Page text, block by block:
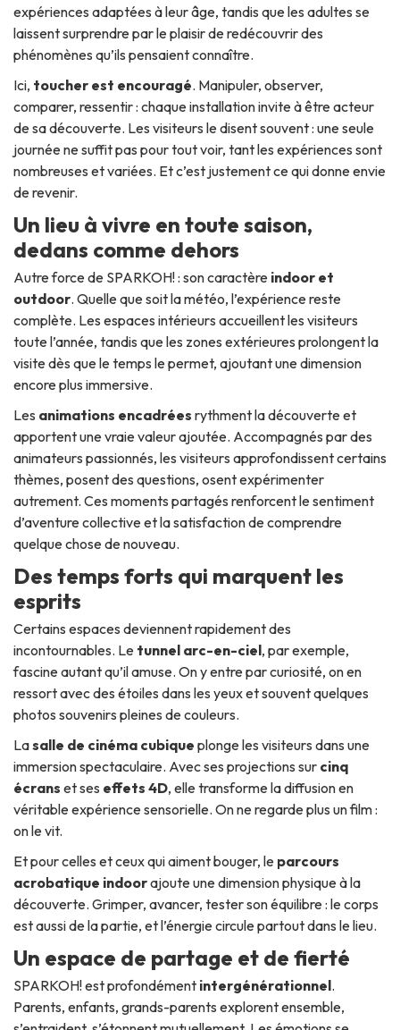
expériences adaptées à leur âge, tandis que les adultes se
laissent surprendre par le plaisir de redécouvrir des
phénomènes qu’ils pensaient connaître.
Ici, toucher est encouragé. Manipuler, observer,
comparer, ressentir : chaque installation invite à être acteur
de sa découverte. Les visiteurs le disent souvent : une seule
journée ne suffit pas pour tout voir, tant les expériences sont
nombreuses et variées. Et c’est justement ce qui donne envie
de revenir.
Un lieu à vivre en toute saison,
dedans comme dehors
Autre force de SPARKOH! : son caractère indoor et
outdoor. Quelle que soit la météo, l’expérience reste
complète. Les espaces intérieurs accueillent les visiteurs
toute l’année, tandis que les zones extérieures prolongent la
visite dès que le temps le permet, ajoutant une dimension
encore plus immersive.
Les animations encadrées rythment la découverte et
apportent une vraie valeur ajoutée. Accompagnés par des
animateurs passionnés, les visiteurs approfondissent certains
thèmes, posent des questions, osent expérimenter
autrement. Ces moments partagés renforcent le sentiment
d’aventure collective et la satisfaction de comprendre
quelque chose de nouveau.
Des temps forts qui marquent les
esprits
Certains espaces deviennent rapidement des
incontournables. Le tunnel arc-en-ciel, par exemple,
fascine autant qu’il amuse. On y entre par curiosité, on en
ressort avec des étoiles dans les yeux et souvent quelques
photos souvenirs pleines de couleurs.
Lasalle de cinéma cubique plonge les visiteurs dans une
immersion spectaculaire. Avec ses projections sur cinq
écrans et ses effets 4D, elle transforme la diffusion en
véritable expérience sensorielle. On ne regarde plus un film :
on le vit.
Et pour celles et ceux qui aiment bouger, le parcours
acrobatique indoorajoute une dimension physique à la
découverte. Grimper, avancer, tester son équilibre : le corps
est aussi de la partie, et l’énergie circule partout dans le lieu.
Un espace de partage et de fierté
SPARKOH! est profondément intergénérationnel.
Parents, enfants, grands-parents explorent ensemble,